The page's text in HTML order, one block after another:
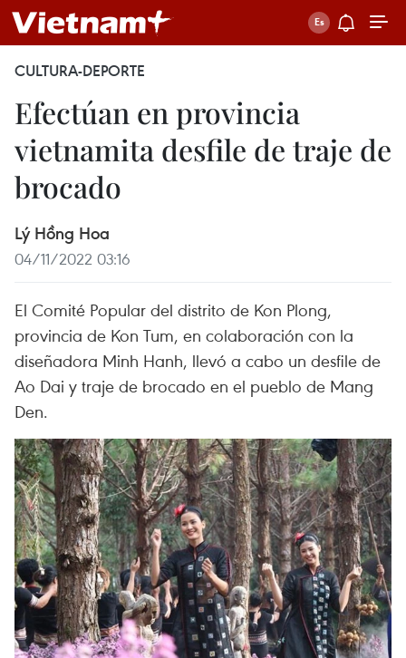
CULTURA-DEPORTE
Efectúan en provincia
vietnamita desfile de traje de
brocado
Lý Hồng Hoa
04/11/2022 03:16
El Comité Popular del distrito de Kon Plong,
provincia de Kon Tum, en colaboración con la
diseñadora Minh Hanh, llevó a cabo un desfile de
Ao Dai y traje de brocado en el pueblo de Mang
Den.